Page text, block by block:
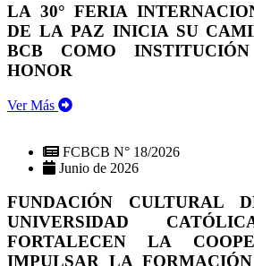
LA 30° FERIA
DE LA PAZ INICIA SU
BCB COMO
HONOR
Ver Más
FCBCB N° 18/2026
Junio de 2026
FUNDACIÓN CULTURAL
UNIVERSIDAD
FORTALECEN LA
IMPULSAR LA